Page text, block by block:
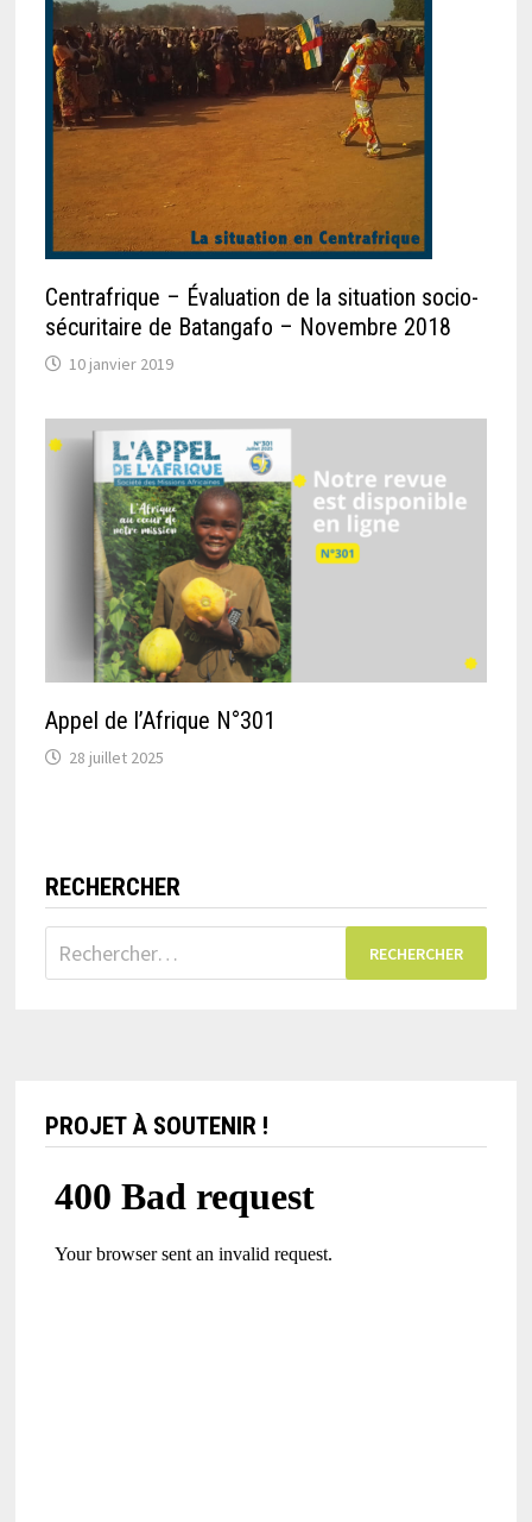
Centrafrique – Évaluation de la situation socio-
sécuritaire de Batangafo – Novembre 2018
10 janvier 2019
Appel de l’Afrique N°301
28 juillet 2025
RECHERCHER
Rechercher :
PROJET À SOUTENIR !